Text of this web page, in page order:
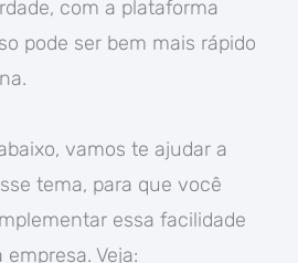
com a plataforma
pode ser bem mais rápido
vamos te ajudar a
tema, para que você
essa facilidade
Veja: